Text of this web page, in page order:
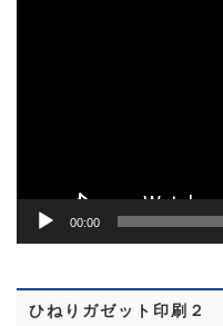
00:00
ひねりガゼット印刷２